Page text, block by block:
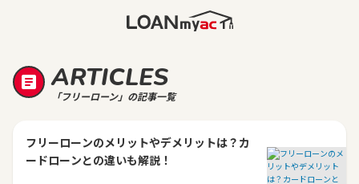
ARTICLES
「フリーローン」の記事一覧
フリーローンのメリットやデメリットは？カ
ードローンとの違いも解説！